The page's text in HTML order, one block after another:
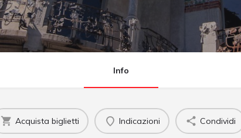
Info
Acquista biglietti Indicazioni Condividi